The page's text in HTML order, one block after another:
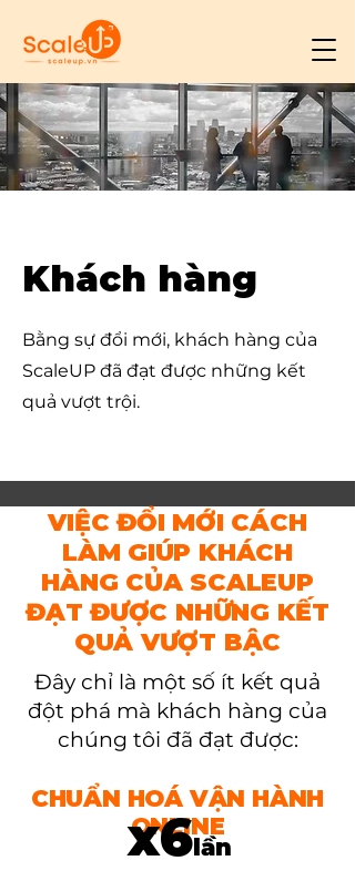
Khách hàng
Bằng sự đổi mới, khách hàng của
ScaleUP đã đạt được những kết
quả vượt trội.
VIỆC ĐỔI MỚI CÁCH
LÀM GIÚP KHÁCH
HÀNG CỦA SCALEUP
ĐẠT ĐƯỢC NHỮNG KẾT
QUẢ VƯỢT BẬC
Đây chỉ là một số ít kết quả
đột phá mà khách hàng của
chúng tôi đã đạt được:
CHUẨN HOÁ VẬN HÀNH
ONLINE
x6lần